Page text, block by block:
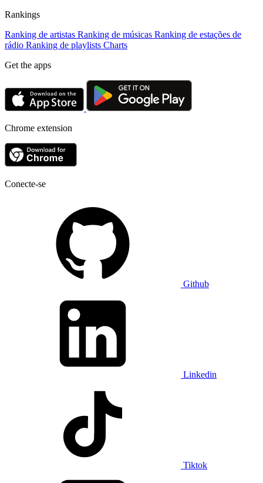
Rankings
Ranking de artistas Ranking de músicas Ranking de estações de
rádio Ranking de playlists Charts
Get the apps
Chrome extension
Conecte-se
Github
Linkedin
Tiktok